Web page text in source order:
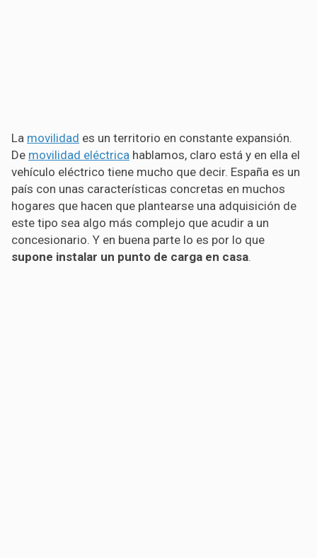
La movilidad es un territorio en constante expansión.
De movilidad eléctrica hablamos, claro está y en ella el
vehículo eléctrico tiene mucho que decir. España es un
país con unas características concretas en muchos
hogares que hacen que plantearse una adquisición de
este tipo sea algo más complejo que acudir a un
concesionario. Y en buena parte lo es por lo que
supone instalar un punto de carga en casa.